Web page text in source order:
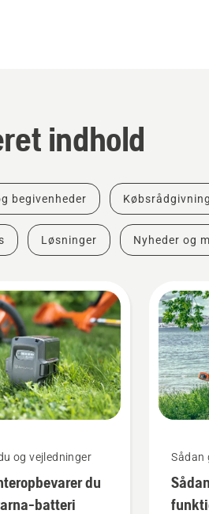
indhold
begivenheder Købsrådgivning
Løsninger Nyheder og
og vejledninger
du
batteri
Sådan